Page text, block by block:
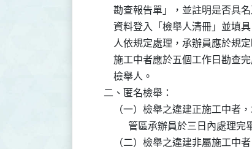
勘查報告單」，並註明是否
資料登入「檢舉人清冊」並
人依規定處理，承辦員應於
施工中者應於五個工作日勘
        檢舉人。
    二、匿名檢舉：
（一）檢舉之違建正施工中
管區承辦員於三日內處理完
（二）檢舉之違建非屬施工